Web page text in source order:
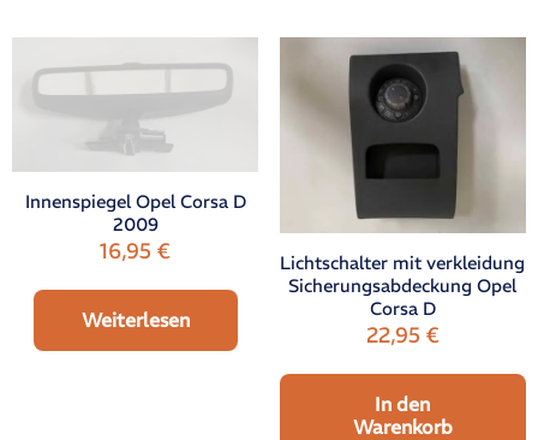
Innenspiegel Opel Corsa D
2009
16,95€
Weiterlesen
Lichtschalter mit verkleidung
Sicherungsabdeckung Opel
Corsa D
22,95 €
In den
Warenkorb